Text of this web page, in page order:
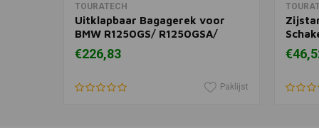
In winkelwagen
TOURATECH
Uitklapbaar Bagagerek voor
BMW R1250GS/ R1250GSA/
R1200GS (LC)/ R1200GSA (LC)/
F850GSA
€226,83
Paklijst
BMW
1200